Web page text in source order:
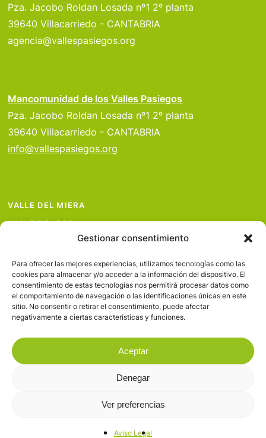
Gestionar consentimiento
Para ofrecer las mejores experiencias, utilizamos tecnologías como las
cookies para almacenar y/o acceder a la información del dispositivo. El
consentimiento de estas tecnologías nos permitirá procesar datos como
el comportamiento de navegación o las identificaciones únicas en este
sitio. No consentir o retirar el consentimiento, puede afectar
negativamente a ciertas características y funciones.
Aceptar
Denegar
Ver preferencias
Aviso Legal
Pza. Jacobo Roldan Losada nº1 2º planta
39640 Villacarriedo - CANTABRIA
agencia@vallespasiegos.org
Mancomunidad de los Valles Pasiegos
Pza. Jacobo Roldan Losada nº1 2º planta
39640 Villacarriedo - CANTABRIA
info@vallespasiegos.org
VALLE DEL MIERA
VALLE DEL PAS
VALLE DEL PISUEÑA
PROYECTOS
SERVICIOS
AVISO LEGAL